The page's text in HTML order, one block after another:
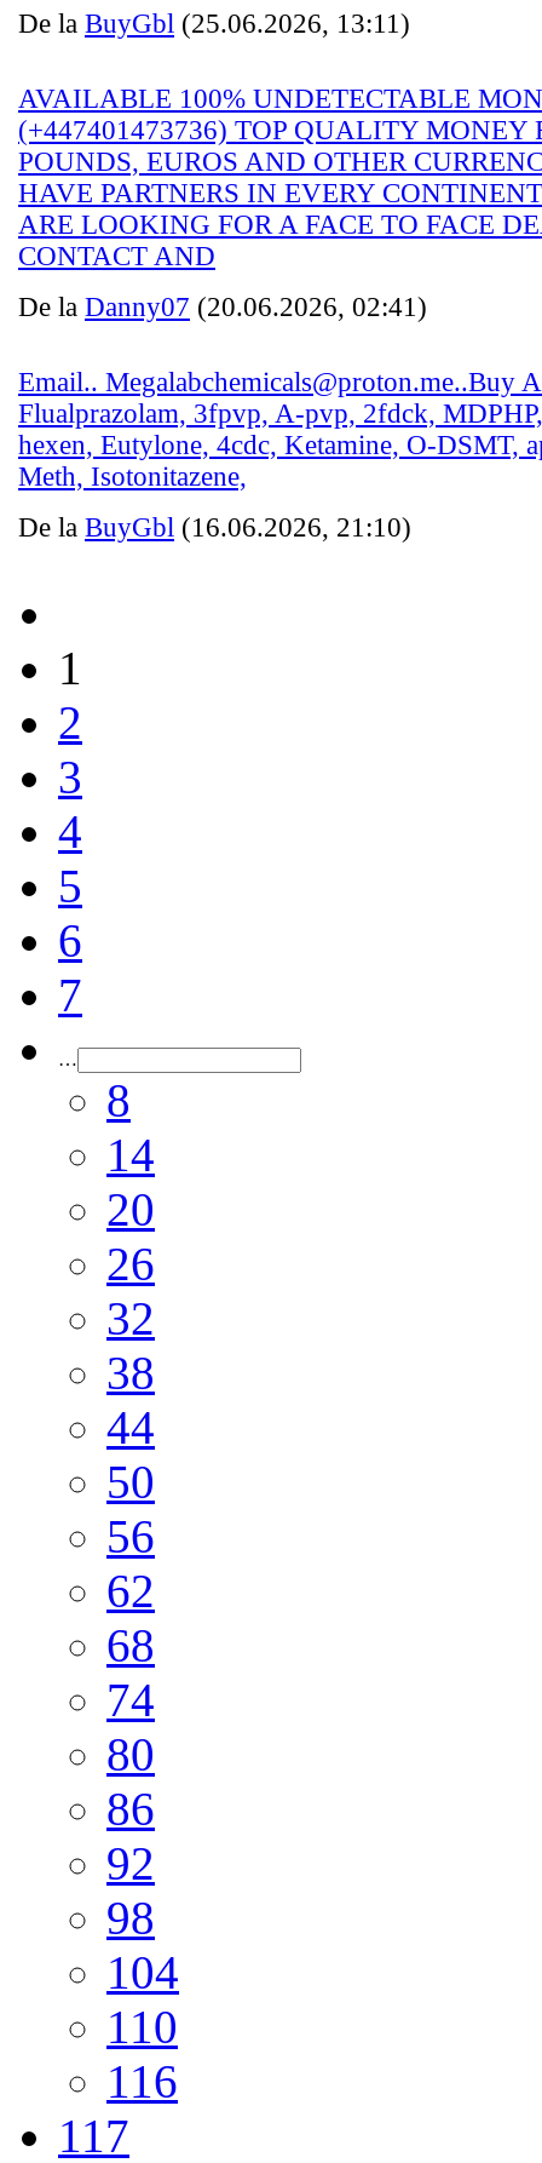
De la BuyGbl (25.06.2026, 13:11)
AVAILABLE 100% UNDETECTABLE
(+447401473736) TOP QUALITY MONEY
POUNDS, EUROS AND OTHER
HAVE PARTNERS IN EVERY
ARE LOOKING FOR A FACE TO FACE
CONTACT AND
De la Danny07 (20.06.2026, 02:41)
Email.. Megalabchemicals@proton.me..Buy
Flualprazolam, 3fpvp, A-pvp, 2fdck,
hexen, Eutylone, 4cdc, Ketamine, O-DSMT,
Meth, Isotonitazene,
De la BuyGbl (16.06.2026, 21:10)
1
2
3
4
5
6
7
…
8
14
20
26
32
38
44
50
56
62
68
74
80
86
92
98
104
110
116
117